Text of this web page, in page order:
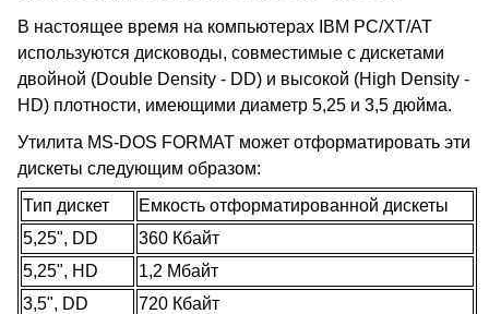
В настоящее время на компьютерах IBM PC/XT/AT
используются дисководы, совместимые с дискетами
двойной (Double Density - DD) и высокой (High Density -
HD) плотности, имеющими диаметр 5,25 и 3,5 дюйма.
Утилита MS-DOS FORMAT может отформатировать эти
дискеты следующим образом:
Тип дискет
Емкость отформатированной дискеты
5,25", DD
360 Кбайт
5,25", HD
1,2 Мбайт
3,5", DD
720 Кбайт